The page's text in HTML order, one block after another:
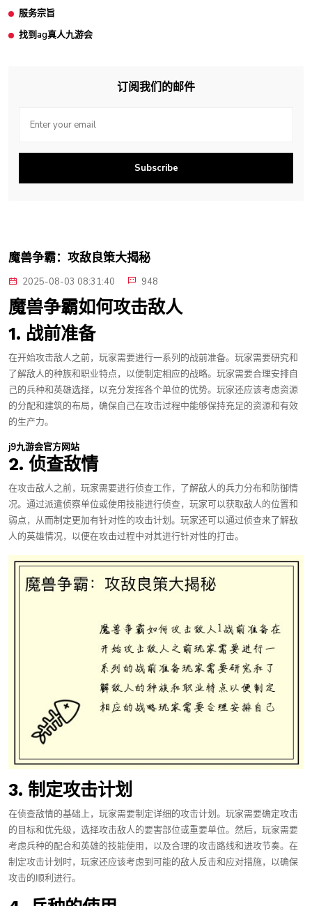
服务宗旨
找到ag真人九游会
订阅我们的邮件
Subscribe
魔兽争霸：攻敌良策大揭秘
2025-08-03 08:31:40 948
魔兽争霸如何攻击敌人
1. 战前准备
在开始攻击敌人之前，玩家需要进行一系列的战前准备。玩家需要研究和
了解敌人的种族和职业特点，以便制定相应的战略。玩家需要合理安排自
己的兵种和英雄选择，以充分发挥各个单位的优势。玩家还应该考虑资源
的分配和建筑的布局，确保自己在攻击过程中能够保持充足的资源和有效
的生产力。
j9九游会官方网站
2. 侦查敌情
在攻击敌人之前，玩家需要进行侦查工作，了解敌人的兵力分布和防御情
况。通过派遣侦察单位或使用技能进行侦查，玩家可以获取敌人的位置和
弱点，从而制定更加有针对性的攻击计划。玩家还可以通过侦查来了解敌
人的英雄情况，以便在攻击过程中对其进行针对性的打击。
3. 制定攻击计划
在侦查敌情的基础上，玩家需要制定详细的攻击计划。玩家需要确定攻击
的目标和优先级，选择攻击敌人的要害部位或重要单位。然后，玩家需要
考虑兵种的配合和英雄的技能使用，以及合理的攻击路线和进攻节奏。在
制定攻击计划时，玩家还应该考虑到可能的敌人反击和应对措施，以确保
攻击的顺利进行。